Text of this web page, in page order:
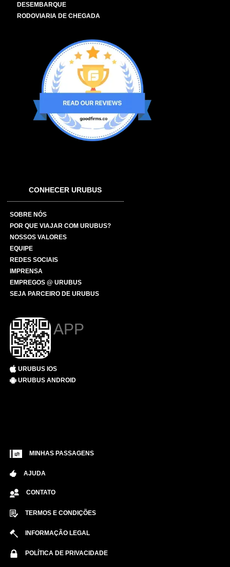
DESEMBARQUE
RODOVIARIA DE CHEGADA
CONHECER URUBUS
SOBRE NÓS
POR QUE VIAJAR COM URUBUS?
NOSSOS VALORES
EQUIPE
REDES SOCIAIS
IMPRENSA
EMPREGOS @ URUBUS
SEJA PARCEIRO DE URUBUS
APP
URUBUS IOS
URUBUS ANDROID
MINHAS PASSAGENS
AJUDA
CONTATO
TERMOS E CONDIÇÕES
INFORMAÇÃO LEGAL
POLÍTICA DE PRIVACIDADE